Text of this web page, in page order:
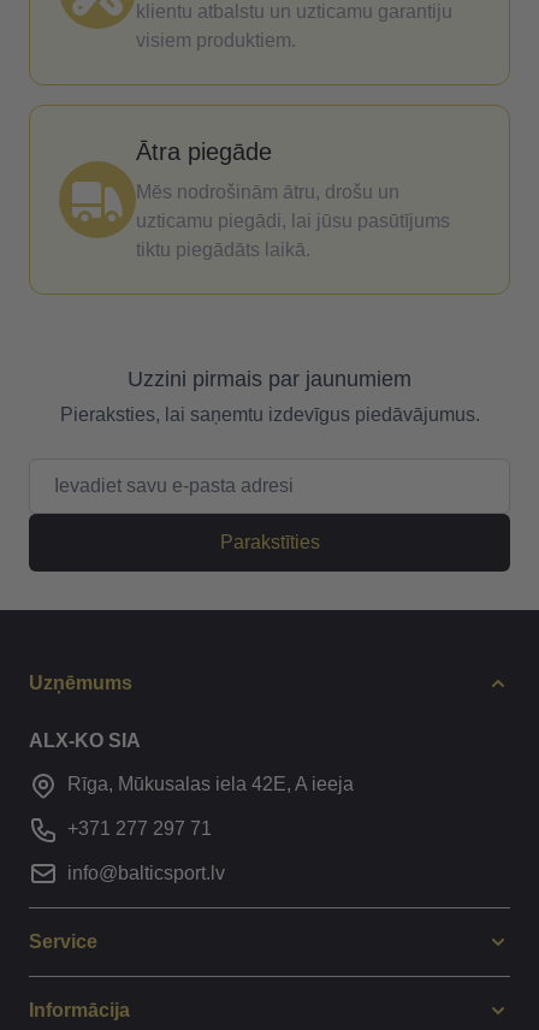
klientu atbalstu un uzticamu garantiju
visiem produktiem.
Ātra piegāde
Mēs nodrošinām ātru, drošu un
uzticamu piegādi, lai jūsu pasūtījums
tiktu piegādāts laikā.
Uzzini pirmais par jaunumiem
Pieraksties, lai saņemtu izdevīgus piedāvājumus.
Parakstīties
Uzņēmums
ALX-KO SIA
Rīga, Mūkusalas iela 42E, A ieeja
+371 277 297 71
info@balticsport.lv
Service
Informācija